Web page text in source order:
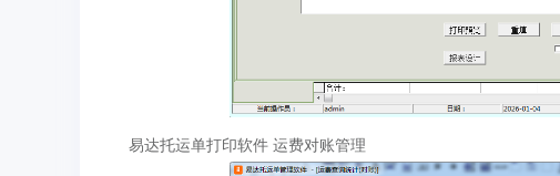
易达托运单打印软件 运费对账管理